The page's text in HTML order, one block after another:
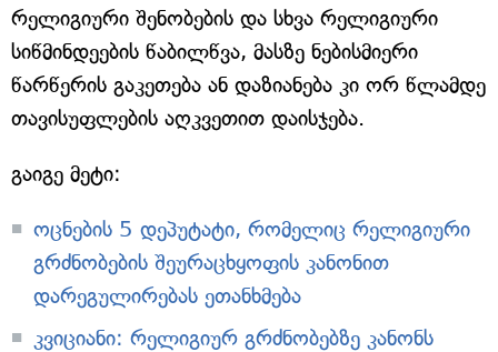
რელიგიური შენობების და სხვა რელიგიური
სიწმინდეების წაბილწვა, მასზე ნებისმიერი
წარწერის გაკეთება ან დაზიანება კი ორ წლამდე
თავისუფლების აღკვეთით დაისჯება.
გაიგე მეტი:
ოცნების 5 დეპუტატი, რომელიც რელიგიური
გრძნობების შეურაცხყოფის კანონით
დარეგულირებას ეთანხმება
კვიციანი: რელიგიურ გრძნობებზე კანონს